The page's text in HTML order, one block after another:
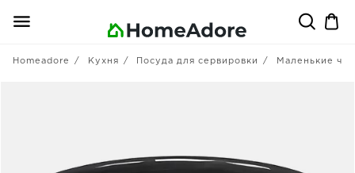
Homeadore Кухня Посуда для сервировки Маленькие